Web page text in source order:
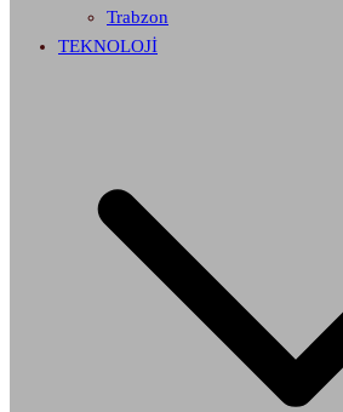
Trabzon
TEKNOLOJİ